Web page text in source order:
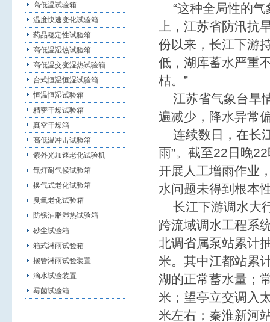
高低温试验箱
温度快速变化试验箱
药品稳定性试验箱
高低温湿热试验箱
高低温交变湿热试验箱
台式恒温恒湿试验箱
恒温恒湿试验箱
精密干燥试验箱
真空干燥箱
高低温冲击试验箱
紫外光加速老化试验机
氙灯耐气候试验箱
换气式老化试验箱
臭氧老化试验箱
防锈油脂湿热试验箱
砂尘试验箱
箱式淋雨试验箱
摆管淋雨试验装置
滴水试验装置
霉菌试验箱
“这种全局性的气
上，江苏省防汛抗
份以来，长江下游
低，湖库蓄水严重
枯。”
江苏省气象台旱
遍减少，降水异常
连续数日，在长
雨”。截至22日晚
开展人工增雨作业
水问题未得到根本
长江下游调水大
跨流域调水工程系
北调省属泵站累计
米。其中江都站累
湖的正常蓄水量；
米；望亭立交调入
米左右；秦淮新河